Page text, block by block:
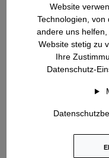
Website
Technologien, von
andere uns
Website stetig zu
Ihre
Datenschutz-